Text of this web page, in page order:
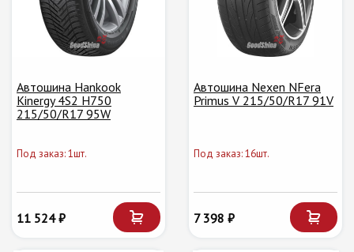
Автошина Hankook
Kinergy 4S2 H750
215/50/R17 95W
Под заказ: 1шт.
11 524 ₽
Автошина Nexen NFera
Primus V 215/50/R17 91V
Под заказ: 16шт.
7 398 ₽